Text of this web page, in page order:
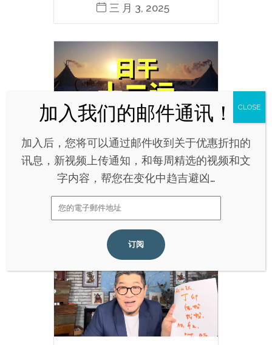
三 月 3, 2025
如何理解、运用日干十二运去
看一个人的人生轨迹和性格秉
性
三 月 3, 2025
加入后，您将可以通过邮件收到关于优惠折扣的
讯息，新视频上传通知，和每周精选的视频和文
字内容，帮您在变化中趋吉避凶…